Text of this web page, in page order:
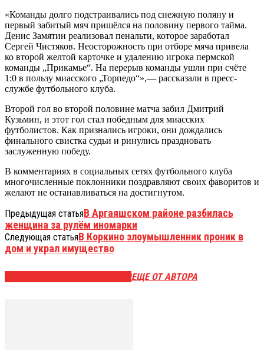
«Команды долго подстраивались под снежную поляну и
первый забитый мяч пришёлся на половину первого тайма.
Денис Замятин реализовал пенальти, которое заработал
Сергей Чистяков. Неосторожность при отборе мяча привела
ко второй желтой карточке и удалению игрока пермской
команды „Прикамье“. На перерыв команды ушли при счёте
1:0 в пользу миасского „Торпедо“»,— рассказали в пресс-
службе футбольного клуба.
Второй гол во второй половине матча забил Дмитрий
Кузьмин, и этот гол стал победным для миасских
футболистов. Как признались игроки, они дождались
финального свистка судьи и ринулись праздновать
заслуженную победу.
В комментариях в социальных сетях футбольного клуба
многочисленные поклонники поздравляют своих фаворитов и
желают не останавливаться на достигнутом.
Предыдущая статьяВ Аргаяшском районе разбилась
женщина за рулём иномарки
Следующая статьяВ Коркино злоумышленник проник в
дом и украл имущество
ЕЩЕ ОТ АВТОРА